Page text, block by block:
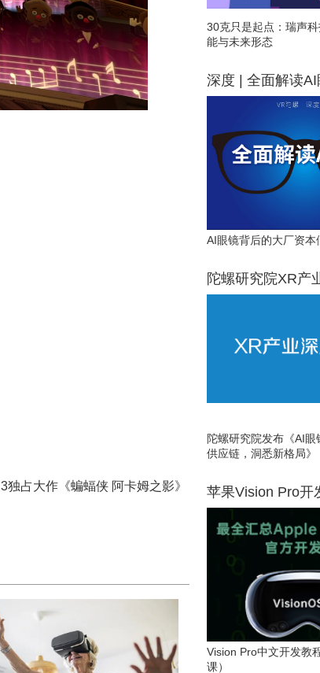
独占大作《蝙蝠侠 阿卡姆之影》
30克只是起点：瑞声
能与未来形态
深度 | 全面解读AI
AI眼镜背后的大厂资本
陀螺研究院XR产
陀螺研究院发布《AI
供应链，洞悉新格局》
苹果Vision Pro开
Vision Pro中文开发教
课）